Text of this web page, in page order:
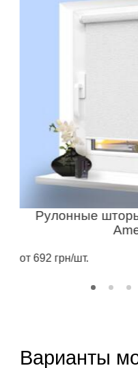
Рулонные
от 692 грн/шт.
Варианты